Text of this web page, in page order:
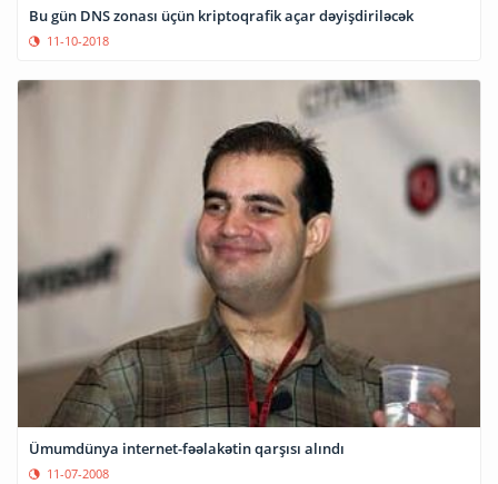
Bu gün DNS zonası üçün kriptoqrafik açar dəyişdiriləcək
11-10-2018
Ümumdünya internet-fəəlakətin qarşısı alındı
11-07-2008